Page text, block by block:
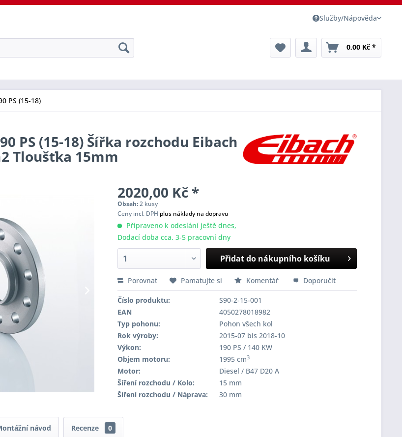
Služby/Nápověda
0,00 Kč *
PS (15-18)
PS (15-18) Šířka rozchodu Eibach
Tloušťka 15mm
2020,00 Kč *
Obsah:2 kusy
Ceny incl. DPH plus náklady na dopravu
Připraveno k odeslání ještě dnes,
Dodací doba cca. 3-5 pracovní dny
Přidat do nákupního košíku
Porovnat Pamatujte si Komentář Doporučit
Číslo produktu:
S90-2-15-001
EAN
4050278018982
Typ pohonu:
Pohon všech kol
Rok výroby:
2015-07 bis 2018-10
Výkon:
190 PS / 140 KW
Objem motoru:
1995 cm3
Motor:
Diesel / B47 D20 A
Šíření rozchodu / Kolo:
15 mm
Šíření rozchodu / Náprava:
30 mm
návod Recenze 0